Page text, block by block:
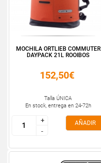
MOCHILA ORTLIEB COMMUTER
DAYPACK 21L ROOIBOS
152,50€
Talla ÚNICA
En stock, entrega en 24-72h
+
-
+
-
AÑADIR